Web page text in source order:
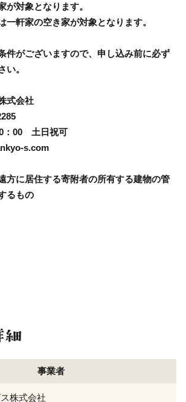
対象となります。
軒家の空き家が対象となります。
件がございますので、申し込み前に必ず
い。
式会社
：00 土日祝可
s.com
方に居住する寄附者の所有する建物の管
るもの
事業者
株式会社